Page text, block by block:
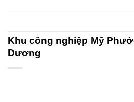
Khu công nghiệp Mỹ
Dương